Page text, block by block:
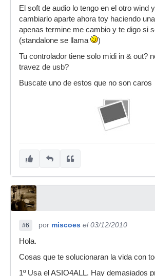
El soft de audio lo tengo en el otro wind
cambiarlo aparte ahora toy haciendo
apenas termine me cambio y te digo si
(standalone se llama
)
Tu controlador tiene solo midi in & out?
travez de usb?
Buscate uno de estos que no son caros
#6 por miscoes el 03/12/2010
Hola.
Cosas que te solucionaran la vida con
1º Usa el ASIO4ALL. Hay demasiados